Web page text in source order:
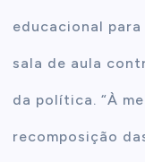
educacional
sala de aula
da política. “À
recomposição